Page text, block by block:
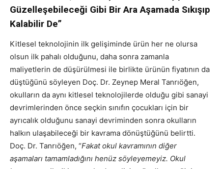
Güzelleşebileceği Gibi Bir Ara Aşamada Sıkışıp
Kalabilir De”
Kitlesel teknolojinin ilk gelişiminde ürün her ne olursa
olsun ilk pahalı olduğunu, daha sonra zamanla
maliyetlerin de düşürülmesi ile birlikte ürünün fiyatının da
düştüğünü söyleyen Doç. Dr. Zeynep Meral Tanrıöğen,
okulların da aynı kitlesel teknolojilerde olduğu gibi sanayi
devrimlerinden önce seçkin sınıfın çocukları için bir
ayrıcalık olduğunu sanayi devriminden sonra okulların
halkın ulaşabileceği bir kavrama dönüştüğünü belirtti.
Doç. Dr. Tanrıöğen, “Fakat okul kavramının diğer
aşamaları tamamladığını henüz söyleyemeyiz. Okul